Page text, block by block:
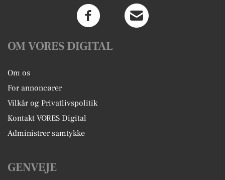
OM VORES DIGITAL
Om os
For annoncører
Vilkår og Privatlivspolitik
Kontakt VORES Digital
Administrer samtykke
GENVEJE